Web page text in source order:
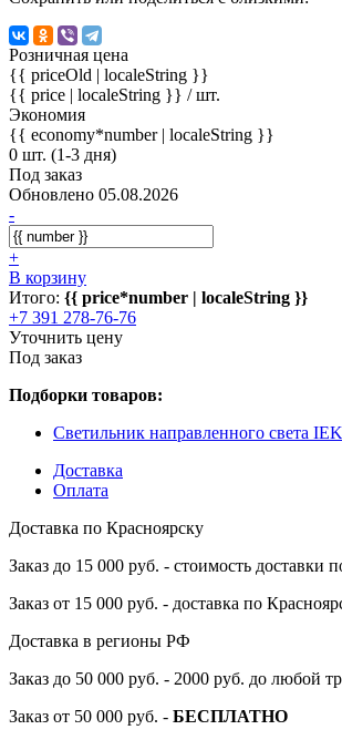
Розничная цена
{{ priceOld | localeString }}
{{ price | localeString }} / шт.
Экономия
{{ economy*number | localeString }}
0 шт. (1-3 дня)
Под заказ
Обновлено 05.08.2026
-
+
В корзину
Итого: {{ price*number | localeString }}
+7 391 278-76-76
Уточнить цену
Под заказ
Подборки товаров:
Светильник направленного света IEK
Доставка
Оплата
Доставка по Красноярску
Заказ до 15 000 руб. - стоимость доставки
Заказ от 15 000 руб. - доставка по
Доставка в регионы РФ
Заказ до 50 000 руб. - 2000 руб. до любой
Заказ от 50 000 руб. - БЕСПЛАТНО